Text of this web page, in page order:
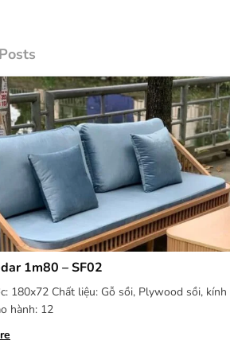
1m80 – SF02
180x72 Chất liệu: Gỗ sồi, Plywood sồi,
hành: 12